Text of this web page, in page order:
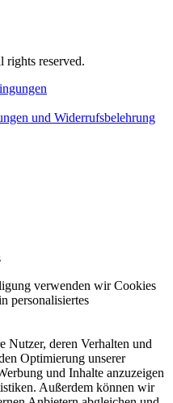
rights reserved.
und Widerrufsbelehrung
verwenden wir Cookies
personalisiertes
Nutzer, deren Verhalten und
Optimierung unserer
und Inhalte anzuzeigen
Außerdem können wir